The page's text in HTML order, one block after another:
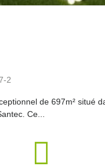
2
de 697m² situé
Ce...